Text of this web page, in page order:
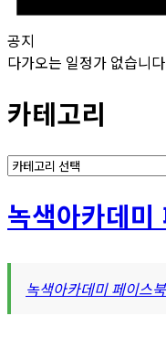
공지
다가오는 일정가 없습니
카테고리
카
고
리
녹색아카데미
녹색아카데미 페이스